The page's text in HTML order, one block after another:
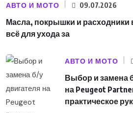
АВТО И МОТО 09.07.2026
Масла, покрышки и расходники
всё для ухода за
АВТО И МОТО
Выбор и замена
на Peugeot
практическое